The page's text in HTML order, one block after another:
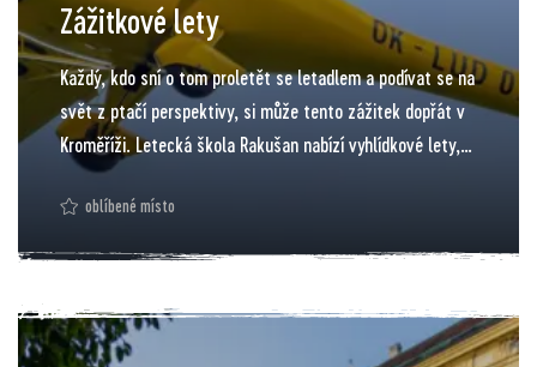
Zážitkové lety
Každý, kdo sní o tom proletět se letadlem a podívat se na
svět z ptačí perspektivy, si může tento zážitek dopřát v
Kroměříži. Letecká škola Rakušan nabízí vyhlídkové lety,
díky nimž poznáte, že Kroměříž (a okolní Haná) je
kouzelným kusem země. Absolvovat let je možné po celý
letiště s travnatým povrchem. Absolvovat let může
jednotlivec nebo skupina tři osob a výběr mají z několika
oblíbené místo